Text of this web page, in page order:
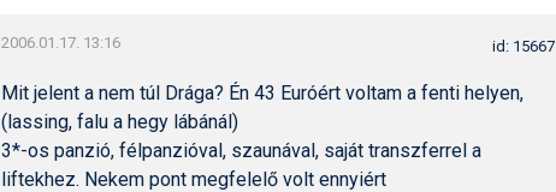
2006.01.17. 13:16 id: 15667
Mit jelent a nem túl Drága? Én 43 Euróért voltam a fenti helyen,
(lassing, falu a hegy lábánál)
3*-os panzió, félpanzióval, szaunával, saját transzferrel a
liftekhez. Nekem pont megfelelő volt ennyiért